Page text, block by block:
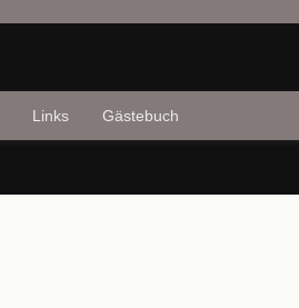
Links Gästebuch